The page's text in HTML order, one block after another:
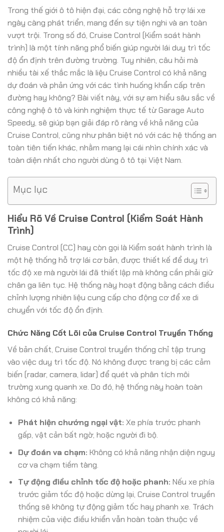
Trong thế giới ô tô hiện đại, các công nghệ hỗ trợ lái xe
ngày càng phát triển, mang đến sự tiện nghi và an toàn
vượt trội. Trong số đó, Cruise Control (Kiểm soát hành
trình) là một tính năng phổ biến giúp người lái duy trì tốc
độ ổn định trên đường trường. Tuy nhiên, câu hỏi mà
nhiều tài xế thắc mắc là liệu Cruise Control có khả năng
dự đoán và phản ứng với các tình huống khẩn cấp trên
đường hay không? Bài viết này, với sự am hiểu sâu sắc về
công nghệ ô tô và kinh nghiệm thực tế từ Garage Auto
Speedy, sẽ giúp bạn giải đáp rõ ràng về khả năng của
Cruise Control, cũng như phân biệt nó với các hệ thống an
toàn tiên tiến khác, nhằm mang lại cái nhìn chính xác và
toàn diện nhất cho người dùng ô tô tại Việt Nam.
Mục lục
Hiểu Rõ Về Cruise Control (Kiểm Soát Hành
Trình)
Cruise Control (CC) hay còn gọi là Kiểm soát hành trình là
một hệ thống hỗ trợ lái cơ bản, được thiết kế để duy trì
tốc độ xe mà người lái đã thiết lập mà không cần phải giữ
chân ga liên tục. Hệ thống này hoạt động bằng cách điều
chỉnh lượng nhiên liệu cung cấp cho động cơ để xe di
chuyển với tốc độ ổn định.
Chức Năng Cốt Lõi của Cruise Control Truyền Thống
Về bản chất, Cruise Control truyền thống chỉ tập trung
vào việc duy trì tốc độ. Nó không được trang bị các cảm
biến (radar, camera, lidar) để quét và phân tích môi
trường xung quanh xe. Do đó, hệ thống này hoàn toàn
không có khả năng:
Phát hiện chướng ngại vật: Xe phía trước phanh
gấp, vật cản bất ngờ, hoặc người đi bộ.
Dự đoán va chạm: Không có khả năng nhận diện nguy
cơ va chạm tiềm tàng.
Tự động điều chỉnh tốc độ hoặc phanh: Nếu xe phía
trước giảm tốc độ hoặc dừng lại, Cruise Control truyền
thống sẽ không tự động giảm tốc hay phanh xe. Trách
nhiệm của việc điều khiển vẫn hoàn toàn thuộc về